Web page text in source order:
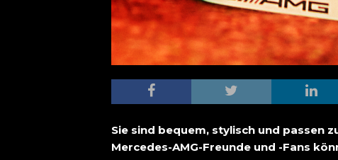
Sie sind bequem, stylisch und passen
Mercedes-AMG-Freunde und -Fans